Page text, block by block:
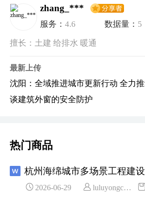
zhang_***
服务：4.6 数据量： 5
擅长：土建 给排水 暖通
最新上传
谈建筑外窗的安全防护
热门商品
杭州海绵城市多场景工程建设
2026-06-29 luluyongc***